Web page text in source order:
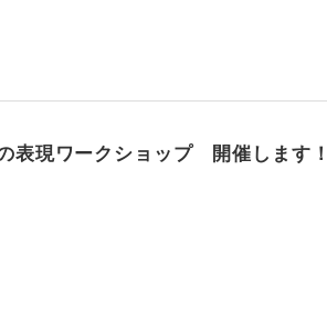
表現ワークショップ 開催します